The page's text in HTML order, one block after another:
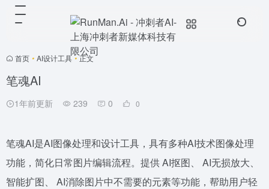
首页 • AI设计工具 • 正文
笔魂AI
1年前更新 239 0 0
笔魂AI是AI图像处理和设计工具，具有多种AI技术图像处理
功能，简化日常图片编辑流程。提供 AI抠图、 AI无损放大、
智能扩图、 AI消除图片中不需要的元素等功能，帮助用户轻